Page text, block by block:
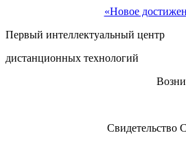
«Новое
Первый интеллектуальный центр
дистанционных технологий